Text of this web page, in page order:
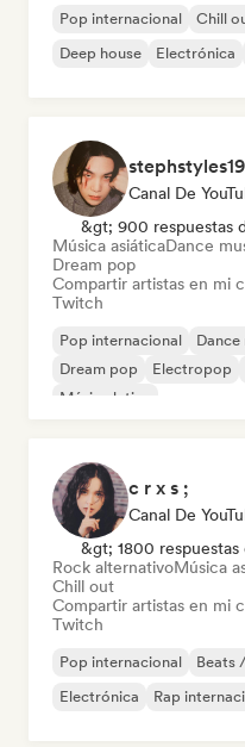
Pop internacional Chill
Deep house
Electrónica
Canal De
&gt; 900 respuestas
Música asiáticaDance
Dream pop
Compartir artistas en mi
Twitch
Pop internacional Dance
Dream pop
Electropop
Música latina
c r x s ;
Canal De
&gt; 1800 respuestas
Rock alternativoMúsica
Chill out
Compartir artistas en mi
Twitch
Pop internacional Beats
Electrónica
Rap